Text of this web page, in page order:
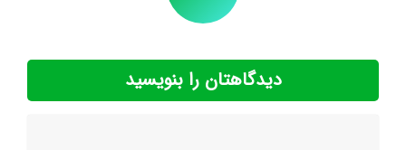
دیدگاهتان را بنویسید